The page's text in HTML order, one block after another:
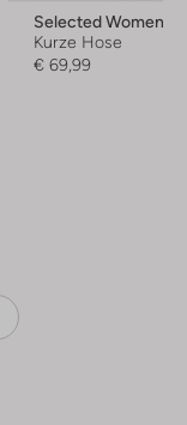
Selected Women
Kurze Hose
€ 69,99